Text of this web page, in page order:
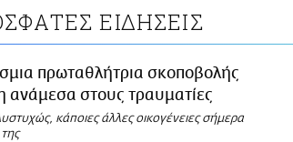
ΕΙΔΗΣΕΙΣ
πρωταθλήτρια σκοποβολής
στους τραυματίες
κάποιες άλλες οικογένειες σήμερα